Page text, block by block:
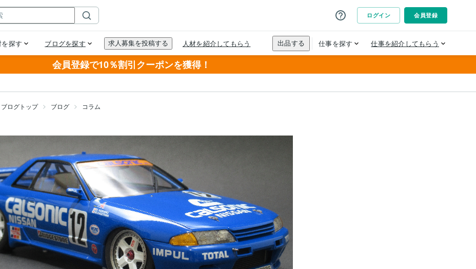
会員登録で10％割引クーポンを獲得！
ブログトップ ブログ コラム